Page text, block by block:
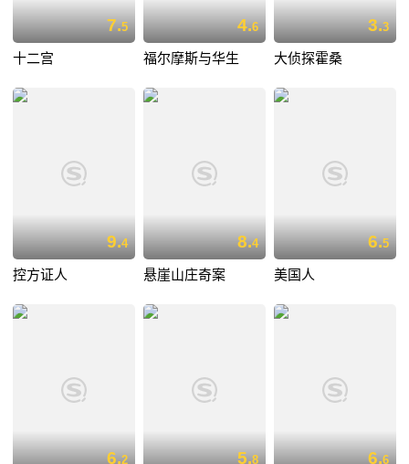
7.5
十二宫
4.6
福尔摩斯与华生
3.3
大侦探霍桑
9.4
控方证人
8.4
悬崖山庄奇案
6.5
美国人
6.2 5.8 6.6